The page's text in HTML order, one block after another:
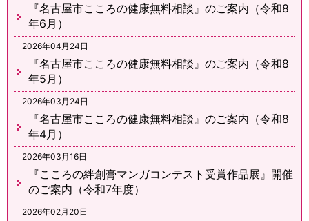
『名古屋市こころの健康無料相談』のご案内（令和8
年6月）
2026年04月24日
『名古屋市こころの健康無料相談』のご案内（令和8
年5月）
2026年03月24日
『名古屋市こころの健康無料相談』のご案内（令和8
年4月）
2026年03月16日
『こころの絆創膏マンガコンテスト受賞作品展』開催
のご案内（令和7年度）
2026年02月20日